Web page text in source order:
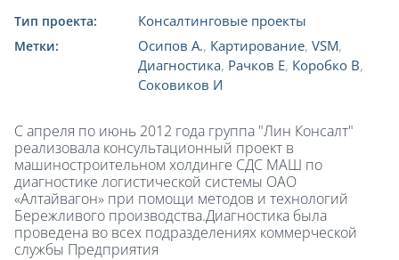
Тип проекта: Консалтинговые проекты
Метки: Осипов А., Картирование, VSM,
Диагностика, Рачков Е, Коробко В,
Соковиков И
С апреля по июнь 2012 года группа "Лин Консалт"
реализовала консультационный проект в
машиностроительном холдинге СДС МАШ по
диагностике логистической системы ОАО
«Алтайвагон» при помощи методов и технологий
Бережливого производства.Диагностика была
проведена во всех подразделениях коммерческой
службы Предприятия